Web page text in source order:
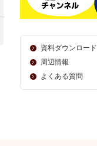
資料ダウンロード
周辺情報
よくある質問